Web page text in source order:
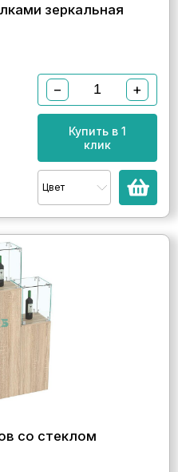
зеркальная
− +
Купить в 1
клик
Цвет
со стеклом